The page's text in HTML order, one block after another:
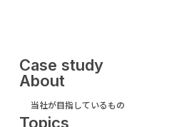
Case study
About
当社が目指しているもの
Topics